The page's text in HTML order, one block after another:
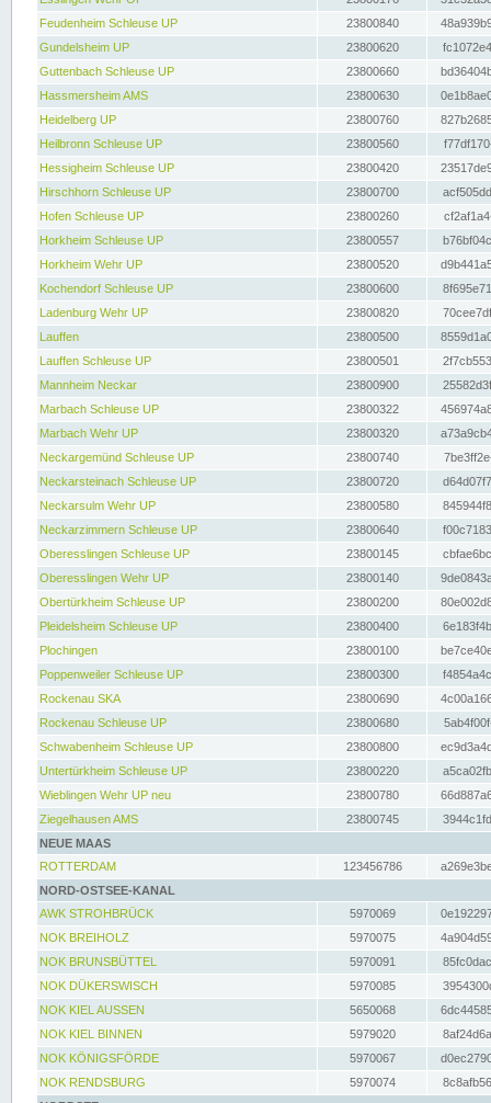
Feudenheim Schleuse UP
23800840
Gundelsheim UP
23800620
Guttenbach Schleuse UP
23800660
Hassmersheim AMS
23800630
Heidelberg UP
23800760
Heilbronn Schleuse UP
23800560
Hessigheim Schleuse UP
23800420
Hirschhorn Schleuse UP
23800700
Hofen Schleuse UP
23800260
Horkheim Schleuse UP
23800557
Horkheim Wehr UP
23800520
Kochendorf Schleuse UP
23800600
Ladenburg Wehr UP
23800820
Lauffen
23800500
Lauffen Schleuse UP
23800501
Mannheim Neckar
23800900
Marbach Schleuse UP
23800322
Marbach Wehr UP
23800320
Neckargemünd Schleuse UP
23800740
Neckarsteinach Schleuse UP
23800720
Neckarsulm Wehr UP
23800580
Neckarzimmern Schleuse UP
23800640
Oberesslingen Schleuse UP
23800145
Oberesslingen Wehr UP
23800140
Obertürkheim Schleuse UP
23800200
Pleidelsheim Schleuse UP
23800400
Plochingen
23800100
Poppenweiler Schleuse UP
23800300
Rockenau SKA
23800690
Rockenau Schleuse UP
23800680
Schwabenheim Schleuse UP
23800800
Untertürkheim Schleuse UP
23800220
Wieblingen Wehr UP neu
23800780
Ziegelhausen AMS
23800745
NEUE MAAS
ROTTERDAM
123456786
NORD-OSTSEE-KANAL
AWK STROHBRÜCK
5970069
NOK BREIHOLZ
5970075
NOK BRUNSBÜTTEL
5970091
NOK DÜKERSWISCH
5970085
NOK KIEL AUSSEN
5650068
NOK KIEL BINNEN
5979020
NOK KÖNIGSFÖRDE
5970067
NOK RENDSBURG
5970074